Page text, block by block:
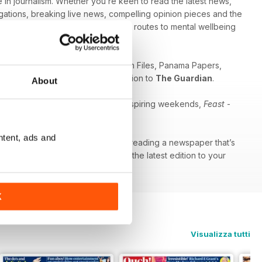
About
ads and
breaking live news, compelling opinion pieces and the
weekly investigations on routes to mental wellbeing
their coverage of the Snowden Files, Panama Papers,
expect with a digital subscription to The Guardian.
- providing you all you need for inspiring weekends, Feast -
holding power to account or reading a newspaper that’s
- download the latest edition to your
Visualizza tutti